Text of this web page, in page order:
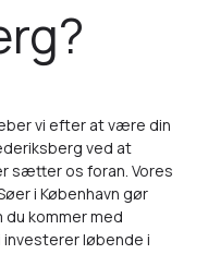
vi efter at være din
ved at
sætter os foran. Vores
i København gør
kommer med
investerer løbende i